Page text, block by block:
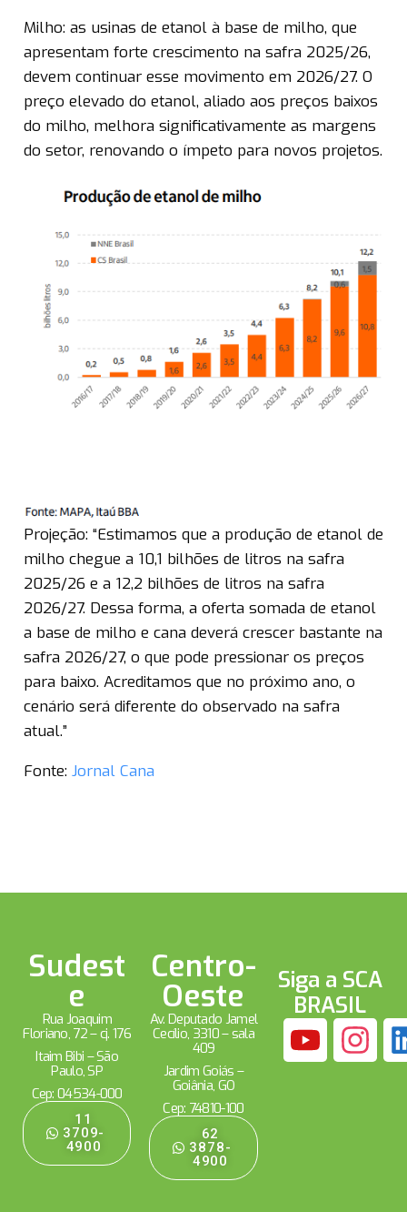
Milho: as usinas de etanol à base de milho, que
apresentam forte crescimento na safra 2025/26,
devem continuar esse movimento em 2026/27. O
preço elevado do etanol, aliado aos preços baixos
do milho, melhora significativamente as margens
do setor, renovando o ímpeto para novos projetos.
Projeção: “Estimamos que a produção de etanol de
milho chegue a 10,1 bilhões de litros na safra
2025/26 e a 12,2 bilhões de litros na safra
2026/27. Dessa forma, a oferta somada de etanol
a base de milho e cana deverá crescer bastante na
safra 2026/27, o que pode pressionar os preços
para baixo. Acreditamos que no próximo ano, o
cenário será diferente do observado na safra
atual.”
Fonte: Jornal Cana
Sudest
e
Rua Joaquim
Floriano, 72 – cj. 176
Itaim Bibi – São
Paulo, SP
Cep: 04534-000
11
3709-
4900
Centro-
Oeste
Av. Deputado Jamel
Cecílio, 3310 – sala
409
Jardim Goiás –
Goiânia, GO
Cep: 74810-100
62
3878-
4900
Siga a SCA
BRASIL